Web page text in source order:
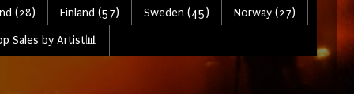
(28) Finland (57) Sweden (45)
Norway (27)
Sales by Artist📊